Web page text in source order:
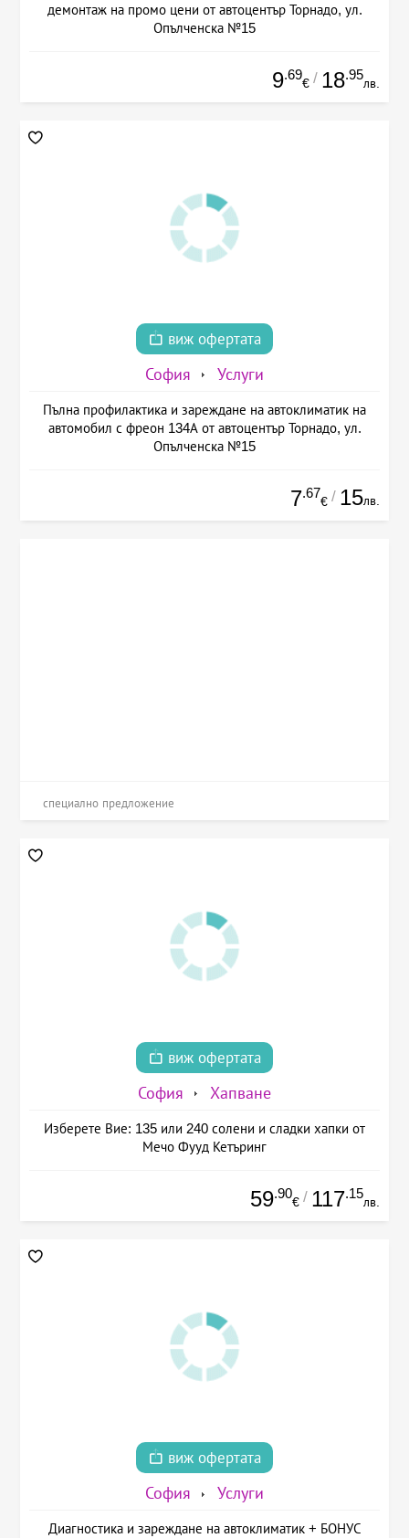
демонтаж на промо цени от автоцентър Торнадо, ул.
Опълченска №15
9.69
€ / 18.95
лв.
виж офертата
София Услуги
Пълна профилактика и зареждане на автоклиматик на
автомобил с фреон 134А от автоцентър Торнадо, ул.
Опълченска №15
7.67
€ / 15лв.
специално предложение
виж офертата
София Хапване
Изберете Вие: 135 или 240 солени и сладки хапки от
Мечо Фууд Кетъринг
59.90
€ / 117.15
лв.
виж офертата
София Услуги
Диагностика и зареждане на автоклиматик + БОНУС